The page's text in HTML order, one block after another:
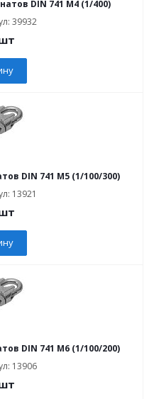
DIN 741 M4 (1/400)
39932
DIN 741 M5 (1/100/300)
13921
DIN 741 M6 (1/100/200)
13906